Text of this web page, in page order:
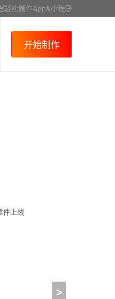
轻松制作App&小程序
开始制作
>